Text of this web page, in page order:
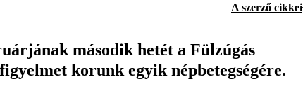
A szerző cikkei
második hetét a Fülzúgás
korunk egyik népbetegségére.